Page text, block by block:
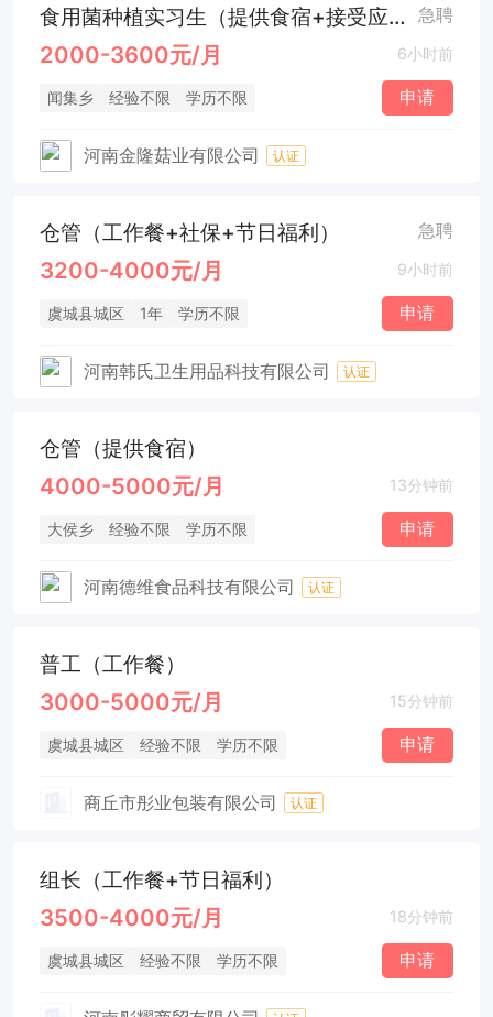
食用菌种植实习生（提供食宿+接受应届毕业生） 急聘
2000-3600元/月 6小时前
闻集乡 经验不限 学历不限 申请
河南金隆菇业有限公司 认证
仓管（工作餐+社保+节日福利） 急聘
3200-4000元/月 9小时前
虞城县城区 1年 学历不限 申请
河南韩氏卫生用品科技有限公司 认证
仓管（提供食宿）
4000-5000元/月 13分钟前
大侯乡 经验不限 学历不限 申请
河南德维食品科技有限公司 认证
普工（工作餐）
3000-5000元/月 15分钟前
虞城县城区 经验不限 学历不限 申请
商丘市彤业包装有限公司 认证
组长（工作餐+节日福利）
3500-4000元/月 18分钟前
虞城县城区 经验不限 学历不限 申请